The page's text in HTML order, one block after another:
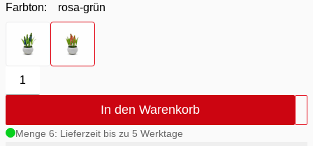
Farbton:
rosa-grün
Farbton
1
In den Warenkorb
Menge 6: Lieferzeit bis zu 5 Werktage